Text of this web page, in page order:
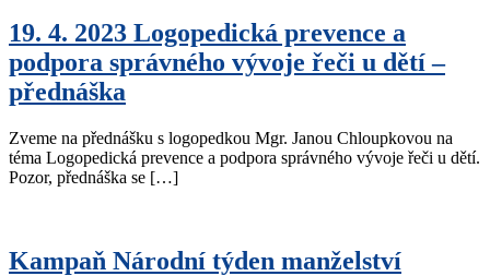
19. 4. 2023 Logopedická prevence a
podpora správného vývoje řeči u dětí –
přednáška
Zveme na přednášku s logopedkou Mgr. Janou Chloupkovou na
téma Logopedická prevence a podpora správného vývoje řeči u dětí.
Pozor, přednáška se […]
Kampaň Národní týden manželství